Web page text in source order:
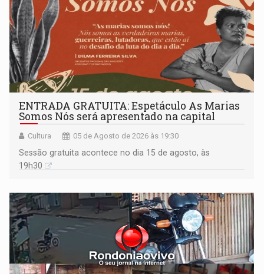
ENTRADA GRATUITA: Espetáculo As Marias
Somos Nós será apresentado na capital
Cultura 05 de Agosto de 2026 às 19:30
Sessão gratuita acontece no dia 15 de agosto, às
19h30